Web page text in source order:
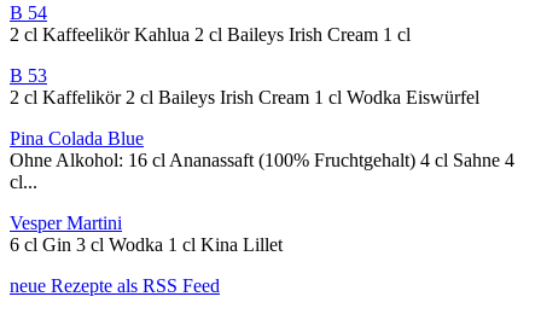
B 54
2 cl Kaffeelikör Kahlua 2 cl Baileys Irish Cream 1 cl
B 53
2 cl Kaffelikör 2 cl Baileys Irish Cream 1 cl Wodka Eiswürfel
Pina Colada Blue
Ohne Alkohol: 16 cl Ananassaft (100% Fruchtgehalt) 4 cl Sahne 4
cl...
Vesper Martini
6 cl Gin 3 cl Wodka 1 cl Kina Lillet
neue Rezepte als RSS Feed